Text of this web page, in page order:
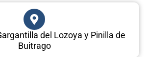
del Lozoya y Pinilla de
Buitrago